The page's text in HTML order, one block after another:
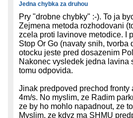
Jedna chybka za druhou
Pry "drobne chybky" :-). To ja
Zejmena metoda rozhodovani
zcela proti lavinove metodice. I
Stop Or Go (navaty snih, tvorba
otocku jeste pred dosazenim
Nakonec vysledek jedna lavina
tomu odpovida.
Jinak predpoved prechod fronty
4m/s. No myslim, ze Radim
ze by ho mohlo napadnout, ze
Myslim, ze kdyz ma SHMU